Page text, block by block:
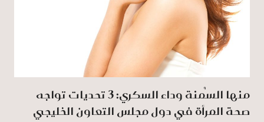
منها السُمنة وداء السكري: 3 تحديات تواجه
صحة المرأة في دول مجلس التعاون الخليجي